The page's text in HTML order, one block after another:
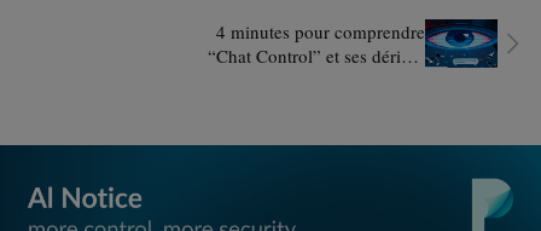
4 minutes pour comprendre
“Chat Control” et ses dérives